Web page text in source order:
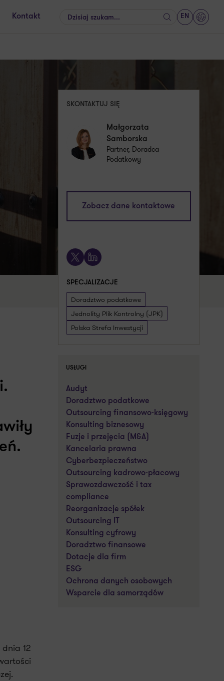
Kontakt Szukaj
EN
SKONTAKTUJ SIĘ
Małgorzata
Samborska
Partner, Doradca
Podatkowy
Zobacz dane kontaktowe
X LinkedIn
SPECJALIZACJE
Doradztwo podatkowe
Jednolity Plik Kontrolny (JPK)
Polska Strefa Inwestycji
USŁUGI
Audyt
Doradztwo podatkowe
Outsourcing finansowo-księgowy
Konsulting biznesowy
Fuzje i przejęcia (M&A)
Kancelaria prawna
Cyberbezpieczeństwo
Outsourcing kadrowo-płacowy
Sprawozdawczość i tax
compliance
Reorganizacje spółek
Outsourcing IT
Konsulting cyfrowy
Doradztwo finansowe
Dotacje dla firm
ESG
Ochrona danych osobowych
Wsparcie dla samorządów
12